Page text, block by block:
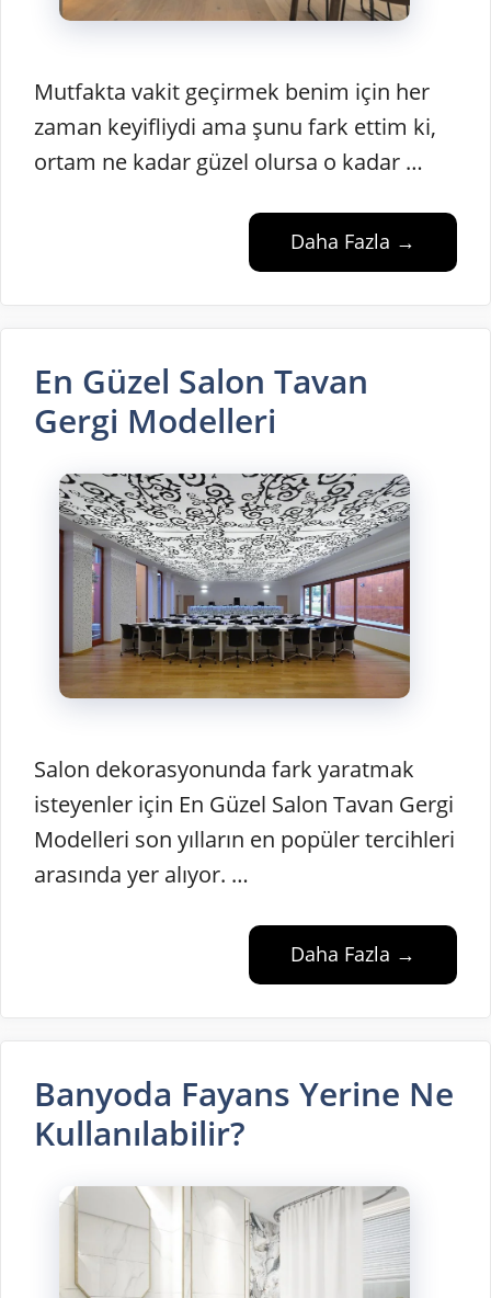
Mutfakta vakit geçirmek benim için her
zaman keyifliydi ama şunu fark ettim ki,
ortam ne kadar güzel olursa o kadar …
Daha Fazla →
En Güzel Salon Tavan
Gergi Modelleri
Salon dekorasyonunda fark yaratmak
isteyenler için En Güzel Salon Tavan Gergi
Modelleri son yılların en popüler tercihleri
arasında yer alıyor. …
Daha Fazla →
Banyoda Fayans Yerine Ne
Kullanılabilir?